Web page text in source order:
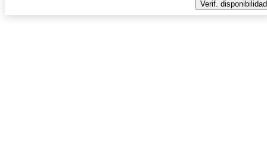
Verif. disponibilidad